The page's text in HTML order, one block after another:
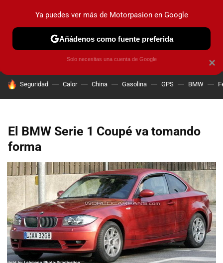
PRUEBAS COCHES ELÉCTRICOS OBSERVATORIO
HOY SE HABLA DE
Seguridad Calor China Gasolina GPS BMW
El BMW Serie 1 Coupé va tomando
forma
×
Ya puedes ver más de Motorpasion en Google
Añádenos como fuente preferida
Solo necesitas una cuenta de Google